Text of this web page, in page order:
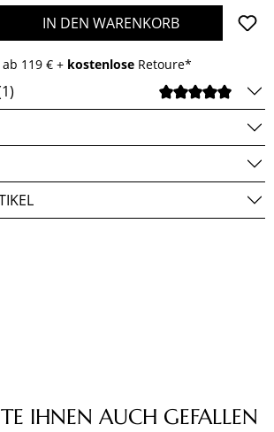
Gib den gewünschten
IN DEN WARENKORB
ab 119 € + kostenlose Retoure*
IHNEN AUCH GEFALLEN